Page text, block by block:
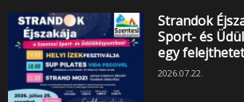
Strandok
Sport- és
egy
2026.07.22.